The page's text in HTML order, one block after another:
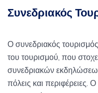
Συνεδριακός
Ο συνεδριακός
του τουρισμού, που
συνεδριακών
πόλεις και περιφέρειες.